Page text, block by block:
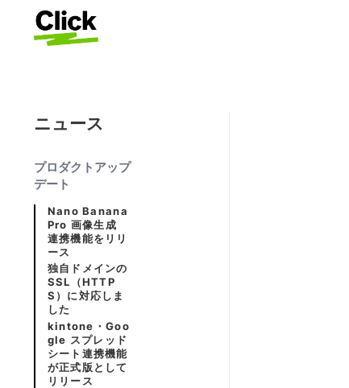
ニュース
プロダクトアップ
デート
Nano Banana
Pro 画像生成
連携機能をリリ
ース
独自ドメインの
SSL（HTTP
S）に対応しま
した
kintone・Goo
gle スプレッド
シート連携機能
が正式版として
リリース